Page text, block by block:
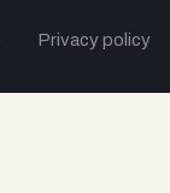
Privacy policy